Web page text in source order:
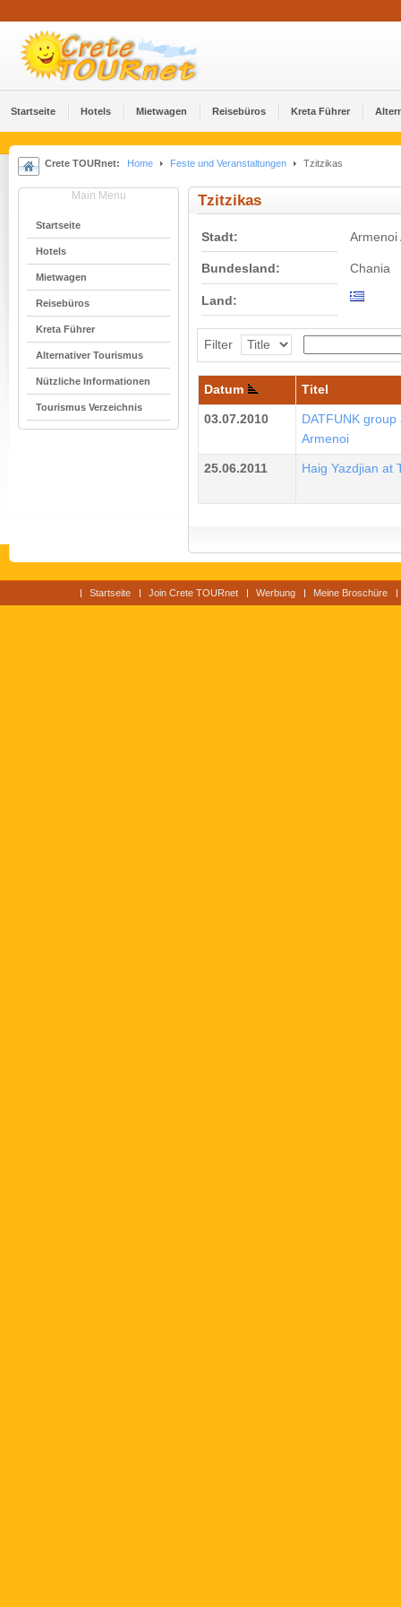
Startseite Hotels Mietwagen Reisebüros Kreta Führer
Crete TOURnet: Home Feste und Veranstaltungen Tzitzikas
Main Menu
Startseite
Hotels
Mietwagen
Reisebüros
Kreta Führer
Alternativer Tourismus
Nützliche Informationen
Tourismus Verzeichnis
Tzitzikas
Stadt: Armenoi
Bundesland: Chania
Land:
Filter
Datum Titel
03.07.2010
DATFUNK group
Armenoi
25.06.2011 Haig Yazdjian at
Startseite Join Crete TOURnet Werbung Meine Broschüre